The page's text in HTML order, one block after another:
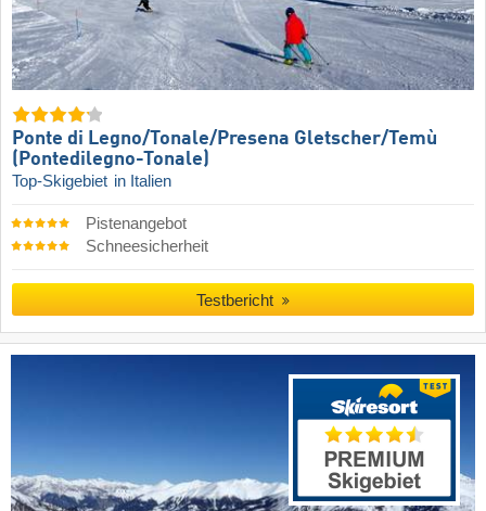
Ponte di Legno/​Tonale/​Presena Gletscher/​Temù
(Pontedilegno-Tonale)
Top-Skigebiet in Italien
Pistenangebot
Schneesicherheit
Testbericht